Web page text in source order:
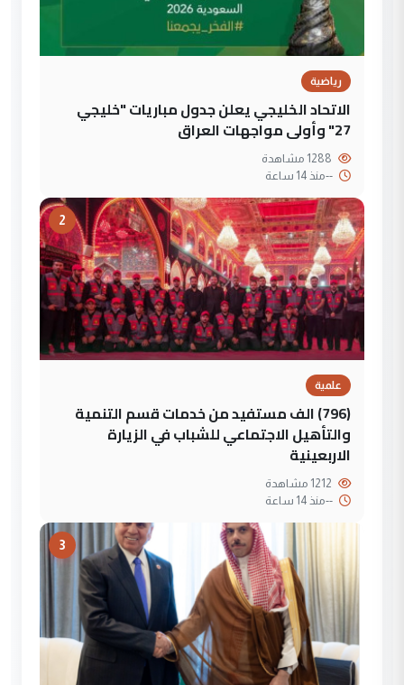
رياضية
الاتحاد الخليجي يعلن جدول مباريات "خليجي
27" وأولى مواجهات العراق
--منذ 14 ساعة
2
علمية
(796) الف مستفيد من خدمات قسم التنمية
والتأهيل الاجتماعي للشباب في الزيارة
الاربعينية
--منذ 14 ساعة
3